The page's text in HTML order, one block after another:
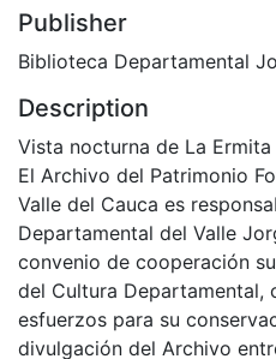
Publisher
Biblioteca Departamental
Description
Vista nocturna de La
El Archivo del Patrimonio
Valle del Cauca es
Departamental del Valle
convenio de cooperación
del Cultura Departamental,
esfuerzos para su
divulgación del Archivo